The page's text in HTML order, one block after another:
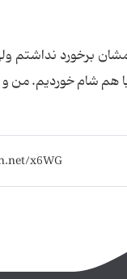
برخورد نداشتم
هم شام خوردیم. من